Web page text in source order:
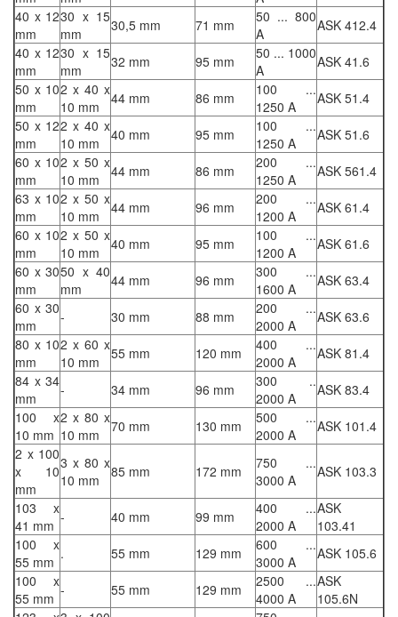
40 x 12
mm
30 x 15
mm
30,5 mm 71 mm
50 ... 800
A
ASK 412.4
40 x 12
mm
30 x 15
mm
32 mm 95 mm
50 ... 1000
A
ASK 41.6
50 x 10
mm
2 x 40 x
10 mm
44 mm 86 mm
100 ...
1250 A
ASK 51.4
50 x 12
mm
2 x 40 x
10 mm
40 mm 95 mm
100 ...
1250 A
ASK 51.6
60 x 10
mm
2 x 50 x
10 mm
44 mm 86 mm
200 ...
1250 A
ASK 561.4
63 x 10
mm
2 x 50 x
10 mm
44 mm 96 mm
200 ...
1200 A
ASK 61.4
60 x 10
mm
2 x 50 x
10 mm
40 mm 95 mm
100 ...
1200 A
ASK 61.6
60 x 30
mm
50 x 40
mm
44 mm 96 mm
300 ...
1600 A
ASK 63.4
60 x 30
mm
- 30 mm 88 mm
200 ...
2000 A
ASK 63.6
80 x 10
mm
2 x 60 x
10 mm
55 mm 120 mm
400 ...
2000 A
ASK 81.4
84 x 34
mm
- 34 mm 96 mm
300 ..
2000 A
ASK 83.4
100 x
10 mm
2 x 80 x
10 mm
70 mm 130 mm
500 ...
2000 A
ASK 101.4
2 x 100
x 10
mm
3 x 80 x
10 mm
85 mm 172 mm
750 ...
3000 A
ASK 103.3
103 x
41 mm - 40 mm 99 mm
400 ...
2000 A
ASK
103.41
100 x
55 mm . 55 mm 129 mm
600 ...
3000 A
ASK 105.6
100 x
55 mm - 55 mm 129 mm
2500 ...
4000 A
ASK
105.6N